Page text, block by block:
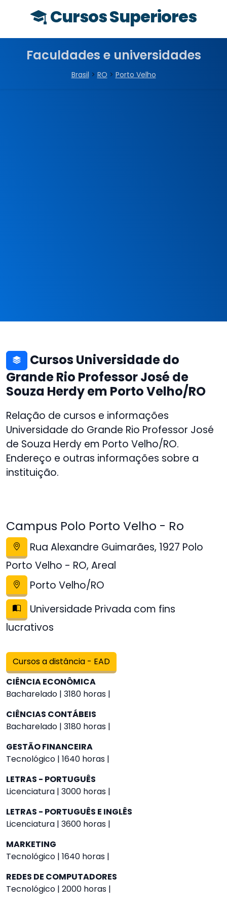
Cursos Superiores
Faculdades e universidades
Brasil > RO > Porto Velho
Cursos Universidade do
Grande Rio Professor José de
Souza Herdy em Porto Velho/RO
Relação de cursos e informações
Universidade do Grande Rio Professor José
de Souza Herdy em Porto Velho/RO.
Endereço e outras informações sobre a
instituição.
Campus Polo Porto Velho - Ro
Rua Alexandre Guimarães, 1927 Polo
Porto Velho - RO, Areal
Porto Velho/RO
Universidade Privada com fins
lucrativos
Cursos a distância - EAD
CIÊNCIA ECONÔMICA
Bacharelado | 3180 horas |
CIÊNCIAS CONTÁBEIS
Bacharelado | 3180 horas |
GESTÃO FINANCEIRA
Tecnológico | 1640 horas |
LETRAS - PORTUGUÊS
Licenciatura | 3000 horas |
LETRAS - PORTUGUÊS E INGLÊS
Licenciatura | 3600 horas |
MARKETING
Tecnológico | 1640 horas |
REDES DE COMPUTADORES
Tecnológico | 2000 horas |